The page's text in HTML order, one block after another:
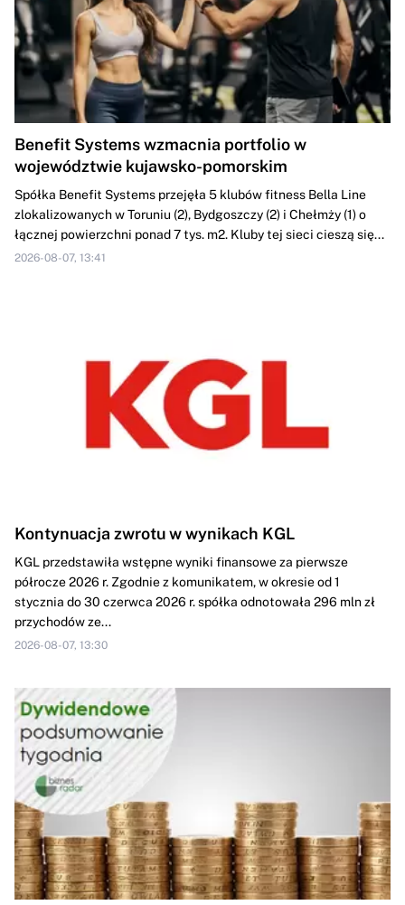
Benefit Systems wzmacnia portfolio w
województwie kujawsko-pomorskim
Spółka Benefit Systems przejęła 5 klubów fitness Bella Line
zlokalizowanych w Toruniu (2), Bydgoszczy (2) i Chełmży (1) o
łącznej powierzchni ponad 7 tys. m2. Kluby tej sieci cieszą się...
2026-08-07, 13:41
Kontynuacja zwrotu w wynikach KGL
KGL przedstawiła wstępne wyniki finansowe za pierwsze
półrocze 2026 r. Zgodnie z komunikatem, w okresie od 1
stycznia do 30 czerwca 2026 r. spółka odnotowała 296 mln zł
przychodów ze...
2026-08-07, 13:30